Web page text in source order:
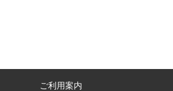
ご利用案内